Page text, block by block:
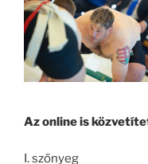
Az online is
I. szőnyeg